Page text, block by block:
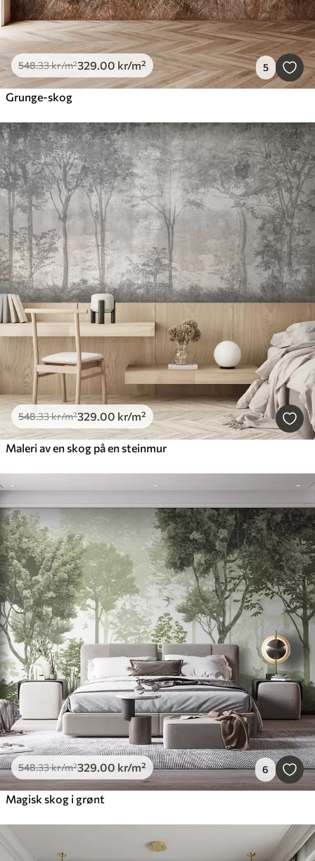
548.33kr/m²329.00 kr/m² 5
Grunge-skog
548.33kr/m²329.00 kr/m²
Maleri av en skog på en steinmur
548.33kr/m²329.00 kr/m² 6
Magisk skog i grønt